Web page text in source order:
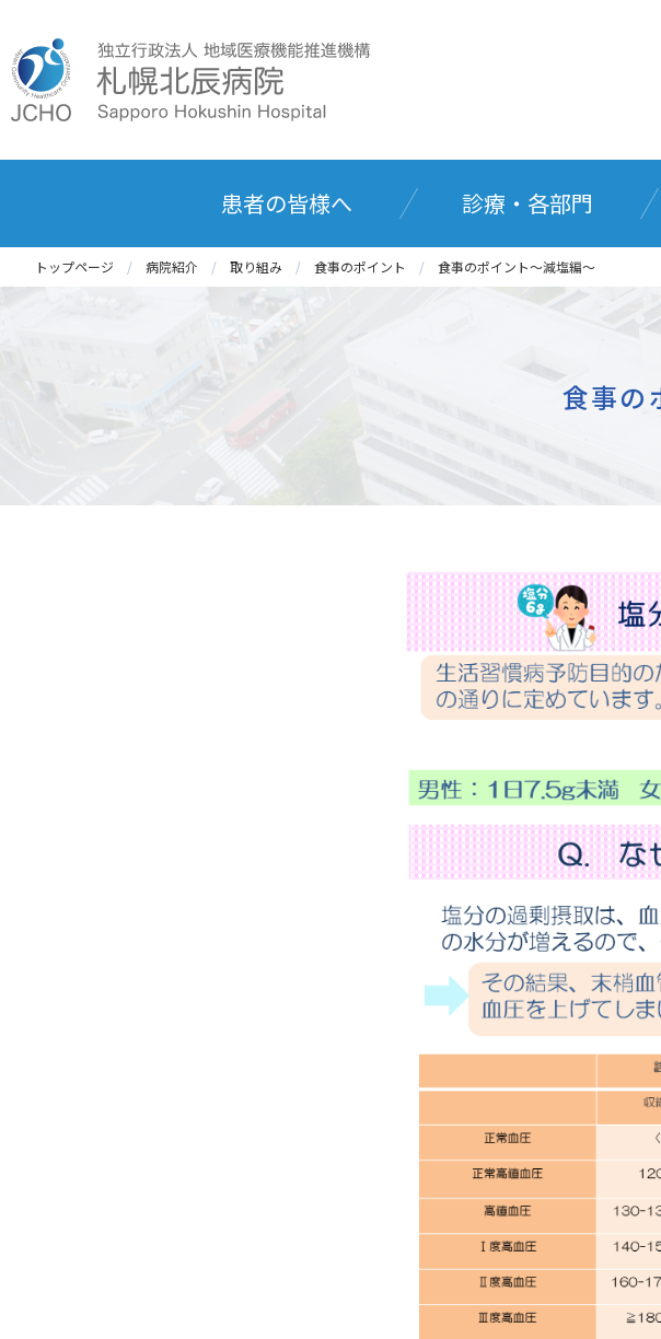
患者の皆様へ 診療・各部門
トップページ 病院紹介 取り組み 食事のポイント 食事のポイント～減塩編～
食事の